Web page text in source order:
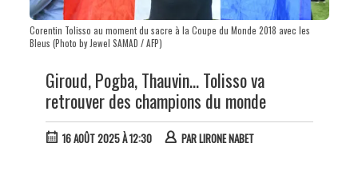
Corentin Tolisso au moment du sacre à la Coupe du Monde 2018 avec les
Bleus (Photo by Jewel SAMAD / AFP)
Giroud, Pogba, Thauvin... Tolisso va
retrouver des champions du monde
16 AOÛT 2025 À 12:30 PARLIRONE NABET